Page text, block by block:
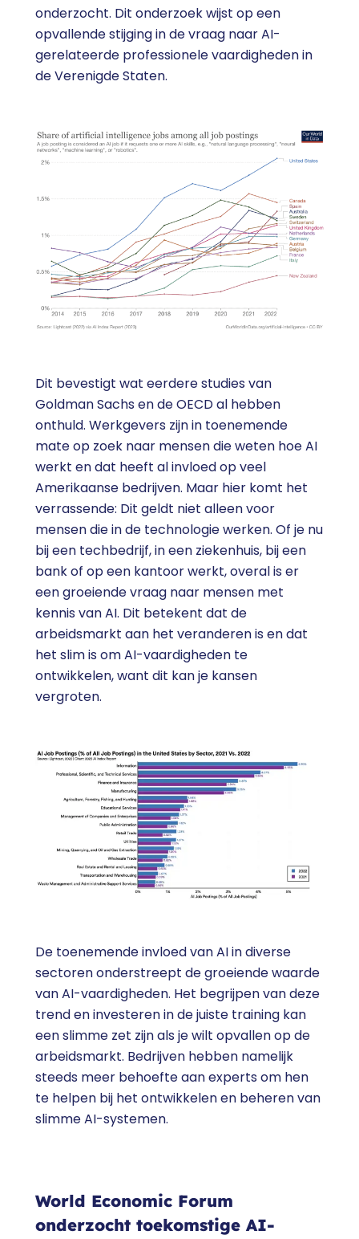
onderzocht. Dit onderzoek wijst op een
opvallende stijging in de vraag naar AI-
gerelateerde professionele vaardigheden in
de Verenigde Staten.
Dit bevestigt wat eerdere studies van
Goldman Sachs en de OECD al hebben
onthuld. Werkgevers zijn in toenemende
mate op zoek naar mensen die weten hoe AI
werkt en dat heeft al invloed op veel
Amerikaanse bedrijven. Maar hier komt het
verrassende: Dit geldt niet alleen voor
mensen die in de technologie werken. Of je nu
bij een techbedrijf, in een ziekenhuis, bij een
bank of op een kantoor werkt, overal is er
een groeiende vraag naar mensen met
kennis van AI. Dit betekent dat de
arbeidsmarkt aan het veranderen is en dat
het slim is om AI-vaardigheden te
ontwikkelen, want dit kan je kansen
vergroten.
De toenemende invloed van AI in diverse
sectoren onderstreept de groeiende waarde
van AI-vaardigheden. Het begrijpen van deze
trend en investeren in de juiste training kan
een slimme zet zijn als je wilt opvallen op de
arbeidsmarkt. Bedrijven hebben namelijk
steeds meer behoefte aan experts om hen
te helpen bij het ontwikkelen en beheren van
slimme AI-systemen.
World Economic Forum
onderzocht toekomstige AI-